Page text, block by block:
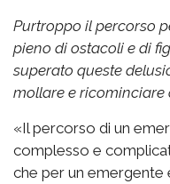
Purtroppo il percorso
pieno di ostacoli e di
superato queste
mollare e ricominciare
«Il percorso di un
complesso e
che per un emergente